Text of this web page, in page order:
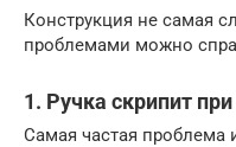
Конструкция не самая
проблемами можно
1. Ручка скрипит
Самая частая проблема